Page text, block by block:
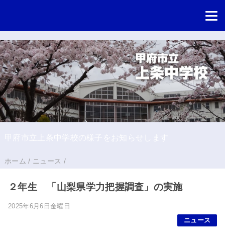
ホーム / ニュース /
２年生 「山梨県学力把握調査」の実施
2025年6月6日金曜日
ニュース